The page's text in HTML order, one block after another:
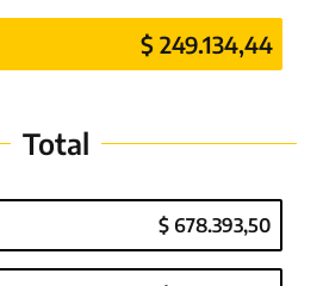
$ 249.134,44
Total
$ 678.393,50